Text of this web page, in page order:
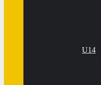
U14